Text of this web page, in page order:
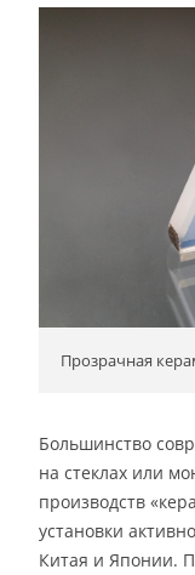
Прозрачная
Большинство
на стеклах или
производств
установки
Китая и Японии.